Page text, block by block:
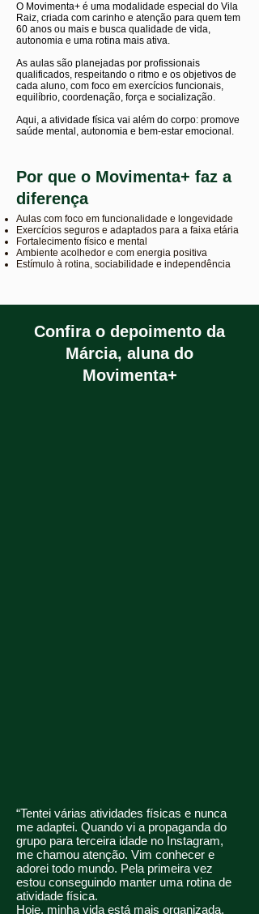
O Movimenta+ é uma modalidade especial do Vila
Raiz, criada com carinho e atenção para quem tem
60 anos ou mais e busca qualidade de vida,
autonomia e uma rotina mais ativa.
As aulas são planejadas por profissionais
qualificados, respeitando o ritmo e os objetivos de
cada aluno, com foco em exercícios funcionais,
equilíbrio, coordenação, força e socialização.
Aqui, a atividade física vai além do corpo: promove
saúde mental, autonomia e bem-estar emocional.
Por que o Movimenta+ faz a
diferença
Aulas com foco em funcionalidade e longevidade
Exercícios seguros e adaptados para a faixa etária
Fortalecimento físico e mental
Ambiente acolhedor e com energia positiva
Estímulo à rotina, sociabilidade e independência
Confira o depoimento da
Márcia, aluna do
Movimenta+
“Tentei várias atividades físicas e nunca
me adaptei. Quando vi a propaganda do
grupo para terceira idade no Instagram,
me chamou atenção. Vim conhecer e
adorei todo mundo. Pela primeira vez
estou conseguindo manter uma rotina de
atividade física.
Hoje, minha vida está mais organizada,